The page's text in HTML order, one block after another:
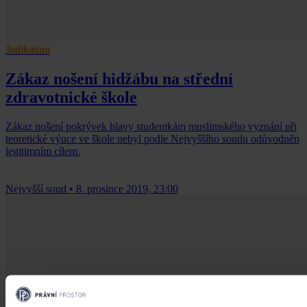
Judikatura
Zákaz nošení hidžábu na střední
zdravotnické škole
Zákaz nošení pokrývek hlavy studentkám muslimského vyznání při
teoretické výuce ve škole nebyl podle Nejvyššího soudu odůvodněn
legitimním cílem.
Nejvyšší soud • 8. prosince 2019, 23:00